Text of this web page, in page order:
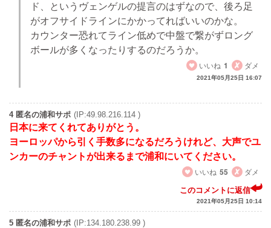
ド、というヴェンゲルの提言のはずなので、後ろ足
がオフサイドラインにかかってればいいのかな。
カウンター恐れてライン低めで中盤で繋がずロング
ボールが多くなったりするのだろうか。
いいね 1 ダメ
2021年05月25日 16:07
4 匿名の浦和サポ (IP:49.98.216.114 )
日本に来てくれてありがとう。
ヨーロッパから引く手数多になるだろうけれど、大声でユ
ンカーのチャントが出来るまで浦和にいてください。
いいね 55 ダメ
このコメントに返信
2021年05月25日 10:14
5 匿名の浦和サポ (IP:134.180.238.99 )